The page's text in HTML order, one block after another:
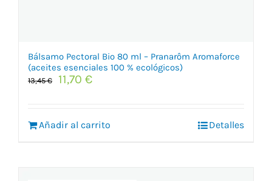
Bálsamo Pectoral Bio 80 ml – Pranarôm Aromaforce
(aceites esenciales 100 % ecológicos)
13,45€
El
era:
13,45 €.
11,70 €El
es:
11,70 €.
Añadir al carrito Detalles